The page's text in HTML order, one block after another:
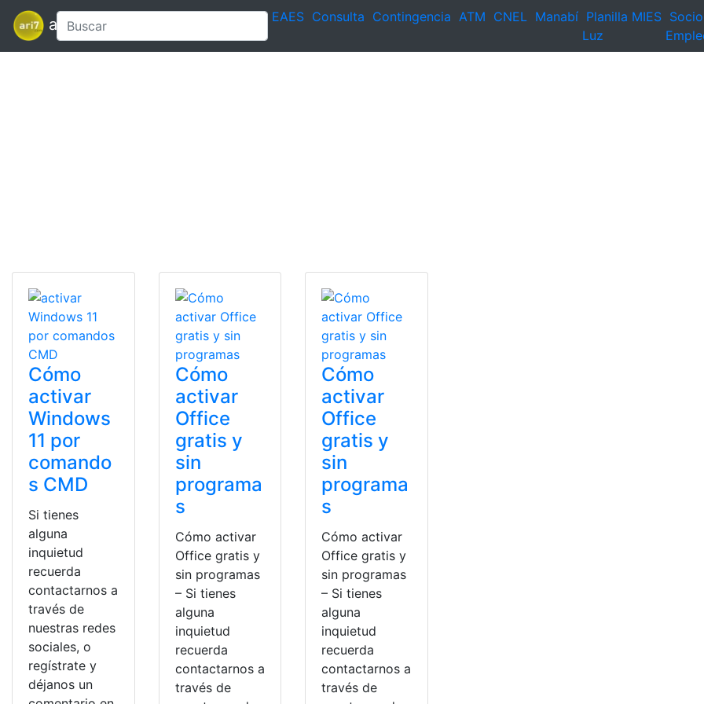
ari7 EAES Consulta Contingencia ATM CNEL Manabí Planilla
Luz
MIES Socio
Cómo
activar
Windows
11 por
comando
s CMD
Si tienes
alguna
inquietud
recuerda
contactarnos a
través de
nuestras redes
sociales, o
regístrate y
déjanos un
Cómo
activar
Office
gratis y
sin
programa
s
Cómo activar
Office gratis y
sin programas
– Si tienes
alguna
inquietud
recuerda
contactarnos a
través de
Cómo
activar
Office
gratis y
sin
programa
s
Cómo activar
Office gratis y
sin programas
– Si tienes
alguna
inquietud
recuerda
contactarnos a
través de